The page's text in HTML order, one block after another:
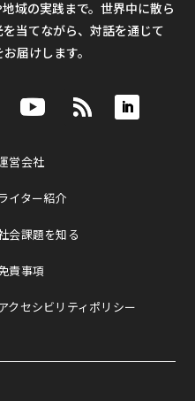
域の実践まで。世界中に散ら
当てながら、対話を通じて
届けします。
営会社
イター紹介
会課題を知る
責事項
クセシビリティポリシー